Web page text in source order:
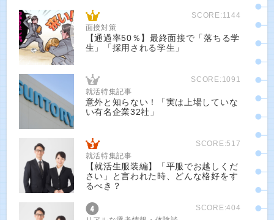
SCORE:1144
面接対策
【通過率50％】最終面接で「落ちる学
生」「採用される学生」
SCORE:1091
就活特集記事
意外と知らない！「実は上場していな
い有名企業32社」
SCORE:517
就活特集記事
【就活生服装編】「平服でお越しくだ
さい」と言われた時、どんな格好をす
るべき？
SCORE:404